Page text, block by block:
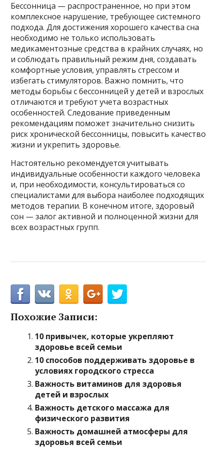
Бессонница — распространенное, но при этом
комплексное нарушение, требующее системного
подхода. Для достижения хорошего качества сна
необходимо не только использовать
медикаментозные средства в крайних случаях, но
и соблюдать правильный режим дня, создавать
комфортные условия, управлять стрессом и
избегать стимуляторов. Важно помнить, что
методы борьбы с бессонницей у детей и взрослых
отличаются и требуют учета возрастных
особенностей. Следование приведенным
рекомендациям поможет значительно снизить
риск хронической бессонницы, повысить качество
жизни и укрепить здоровье.
Настоятельно рекомендуется учитывать
индивидуальные особенности каждого человека
и, при необходимости, консультироваться со
специалистами для выбора наиболее подходящих
методов терапии. В конечном итоге, здоровый
сон — залог активной и полноценной жизни для
всех возрастных групп.
Похожие Записи:
10 привычек, которые укрепляют
здоровье всей семьи
10 способов поддерживать здоровье в
условиях городского стресса
Важность витаминов для здоровья
детей и взрослых
Важность детского массажа для
физического развития
Важность домашней атмосферы для
здоровья всей семьи